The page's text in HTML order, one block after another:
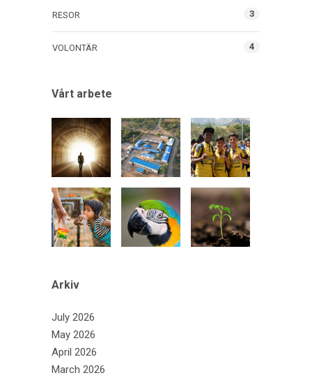
RESOR 3
VOLONTÄR 4
Vårt arbete
Arkiv
July 2026
May 2026
April 2026
March 2026